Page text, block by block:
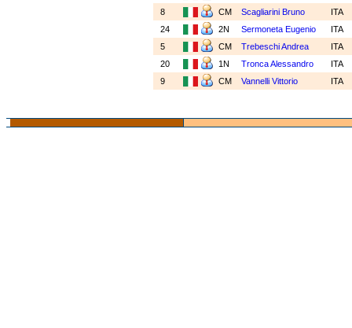
8
CM Scagliarini Bruno
ITA
24
2N Sermoneta Eugenio
ITA
5
CM Trebeschi Andrea
ITA
20
1N Tronca Alessandro
ITA
9
CM Vannelli Vittorio ITA